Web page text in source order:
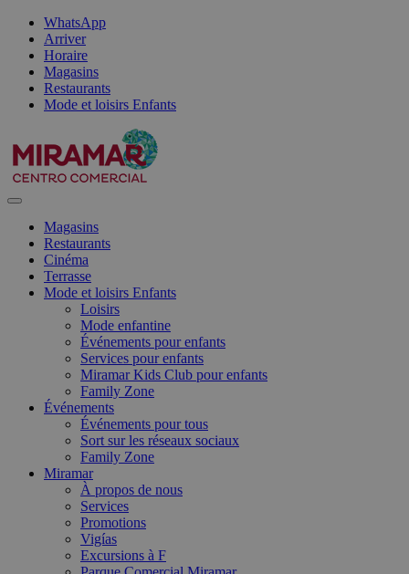
WhatsApp
Arriver
Horaire
Magasins
Restaurants
Mode et loisirs Enfants
Magasins
Restaurants
Cinéma
Terrasse
Mode et loisirs Enfants
Loisirs
Mode enfantine
Événements pour enfants
Services pour enfants
Miramar Kids Club pour enfants
Family Zone
Événements
Événements pour tous
Sort sur les réseaux sociaux
Family Zone
Miramar
À propos de nous
Services
Promotions
Vigías
Excursions à F